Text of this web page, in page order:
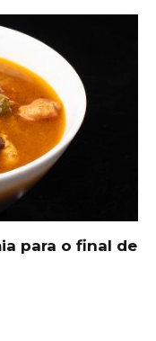
para o final de